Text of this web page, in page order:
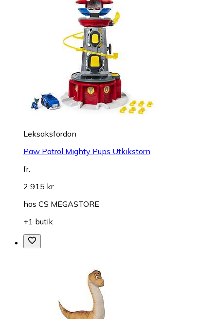
Leksaksfordon
Paw Patrol Mighty Pups Utkikstorn
fr.
2 915 kr
hos CS MEGASTORE
+1 butik